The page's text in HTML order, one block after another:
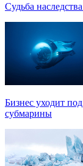
Судьба
Бизнес уходит
субмарины